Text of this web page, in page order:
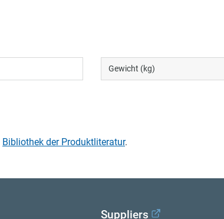
Gewicht (kg)
Bibliothek der Produktliteratur.
Suppliers